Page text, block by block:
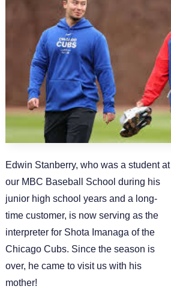
Edwin Stanberry, who was a student at
our MBC Baseball School during his
junior high school years and a long-
time customer, is now serving as the
interpreter for Shota Imanaga of the
Chicago Cubs. Since the season is
over, he came to visit us with his
mother!